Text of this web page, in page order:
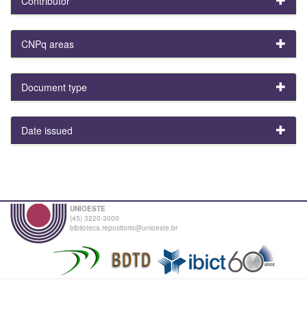
CNPq areas
Document type
Date issued
UNIOESTE
(45) 3220-3000
biblioteca.repositorio@unioeste.br